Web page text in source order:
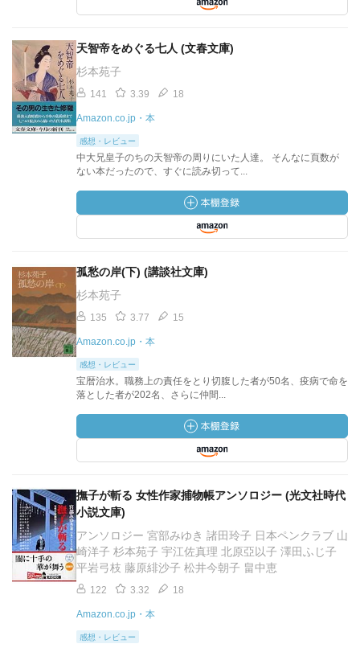
天智帝をめぐる七人 (文春文庫)
杉本苑子
141 3.39 18
Amazon.co.jp・本
感想・レビュー
中大兄皇子のちの天智帝の周りにいた人達。 そんなに頁数が
ない本だったので、すぐに読み切って...
孤愁の岸(下) (講談社文庫)
杉本苑子
135 3.77 15
Amazon.co.jp・本
感想・レビュー
宝暦治水。職務上の責任をとり切腹した者が50名、疫病で命を
落とした者が202名、さらに仲間...
撫子が斬る 女性作家捕物帳アンソロジー (光文社時代
小説文庫)
アンソロジー 宮部みゆき 諸田玲子 日本ペンクラブ 山
崎洋子 杉本苑子 宇江佐真理 北原亞以子 澤田ふじ子
平岩弓枝 藤原緋沙子 松井今朝子 畠中恵
122 3.32 18
Amazon.co.jp・本
感想・レビュー